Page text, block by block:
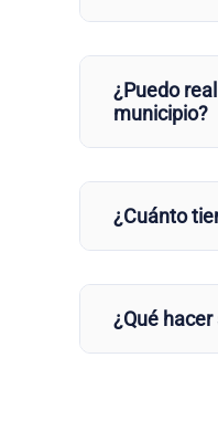
¿Puedo
municipio?
¿Cuánto
¿Qué